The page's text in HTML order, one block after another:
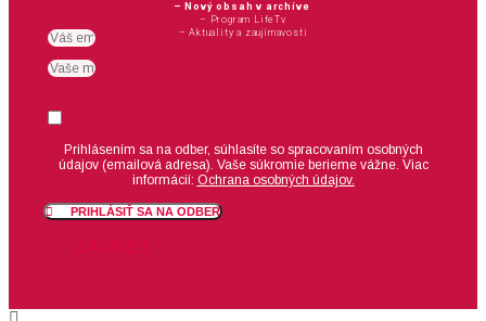
– Nový obsah v archíve
– Program LifeTv
– Aktuality a zaujímavosti
Prihlásením sa na odber, súhlasíte so spracovaním osobných
údajov (emailová adresa). Vaše súkromie berieme vážne. Viac
informácií: Ochrana osobných údajov.
PRIHLÁSIŤ SA NA ODBER